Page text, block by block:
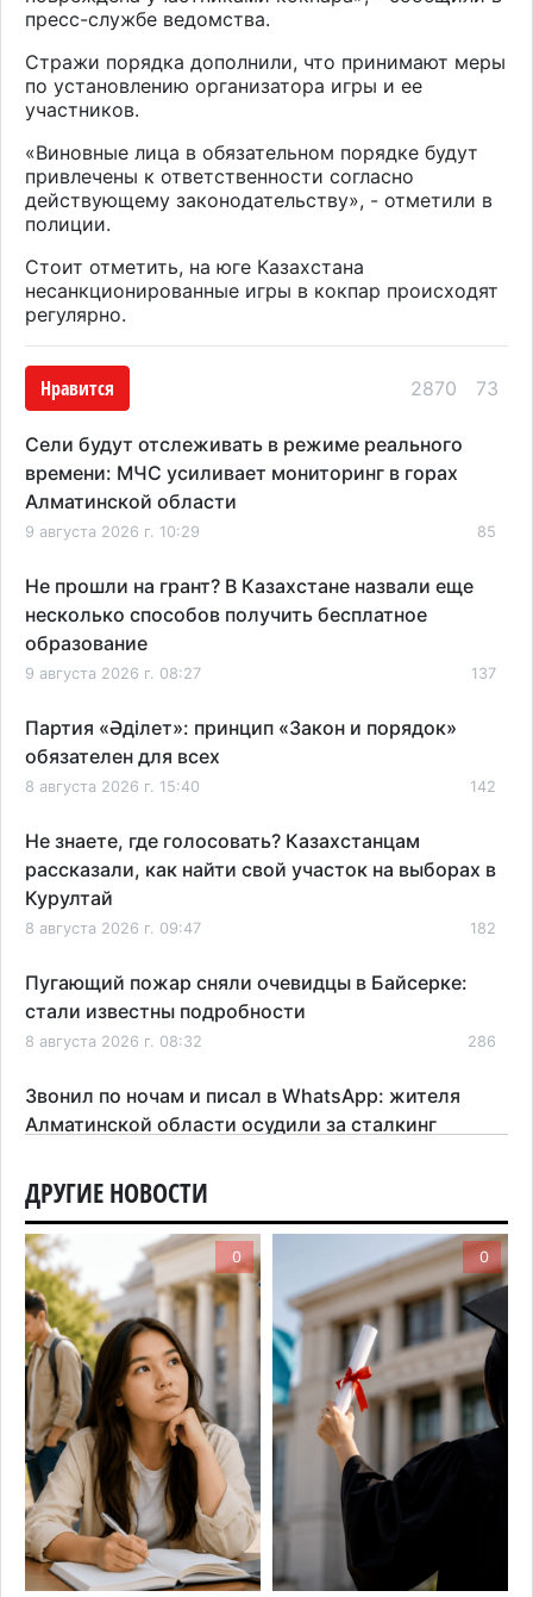
пресс-службе ведомства.
Стражи порядка дополнили, что принимают меры
по установлению организатора игры и ее
участников.
«Виновные лица в обязательном порядке будут
привлечены к ответственности согласно
действующему законодательству», - отметили в
полиции.
Стоит отметить, на юге Казахстана
несанкционированные игры в кокпар происходят
регулярно.
Нравится 2870 73
Сели будут отслеживать в режиме реального
времени: МЧС усиливает мониторинг в горах
Алматинской области
9 августа 2026 г. 10:29 85
Не прошли на грант? В Казахстане назвали еще
несколько способов получить бесплатное
образование
9 августа 2026 г. 08:27 137
Партия «Әділет»: принцип «Закон и порядок»
обязателен для всех
8 августа 2026 г. 15:40 142
Не знаете, где голосовать? Казахстанцам
рассказали, как найти свой участок на выборах в
Курултай
8 августа 2026 г. 09:47 182
Пугающий пожар сняли очевидцы в Байсерке:
стали известны подробности
8 августа 2026 г. 08:32 286
Звонил по ночам и писал в WhatsApp: жителя
Алматинской области осудили за сталкинг
На фоне строительного бума в Алматинской
области приостановили лицензии 149 компаний
7 августа 2026 г. 16:57 169
Казахстанские абитуриенты узнали, кто получил
образовательные гранты
7 августа 2026 г. 15:24 226
Онкопациентов в Алматинской области лечат в
морских контейнерах
7 августа 2026 г. 11:24
В Талгарском районе загорелись строительные
отходы: пожар охватил 300 квадратных метров
ДРУГИЕ НОВОСТИ
0 0